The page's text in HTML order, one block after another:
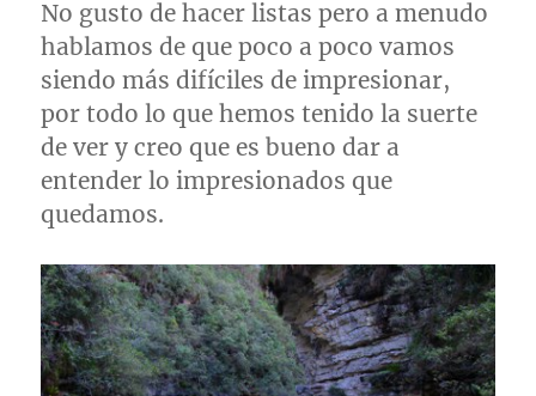
No gusto de hacer listas pero a menudo
hablamos de que poco a poco vamos
siendo más difíciles de impresionar,
por todo lo que hemos tenido la suerte
de ver y creo que es bueno dar a
entender lo impresionados que
quedamos.